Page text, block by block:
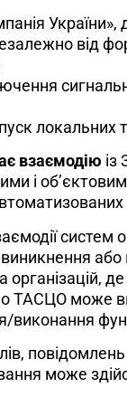
від
локальних
взаємодію
і
організацій,
ТАСЦО може
виконання
може